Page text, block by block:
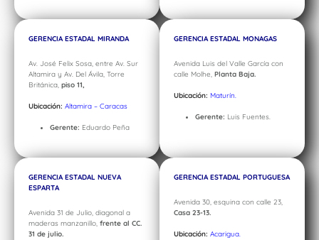
GERENCIA ESTADAL MIRANDA
Av. José Felix Sosa, entre Av. Sur
Altamira y Av. Del Ávila, Torre
Británica, piso 11,
Ubicación: Altamira – Caracas
Gerente: Eduardo Peña
GERENCIA ESTADAL MONAGAS
Avenida Luis del Valle García con
calle Molhe, Planta Baja.
Ubicación: Maturín.
Gerente: Luis Fuentes.
GERENCIA ESTADAL NUEVA
ESPARTA
Avenida 31 de Julio, diagonal a
maderas manzanillo, frente al CC.
31 de julio.
GERENCIA ESTADAL PORTUGUESA
Avenida 30, esquina con calle 23,
Casa 23-13.
Ubicación: Acarigua.